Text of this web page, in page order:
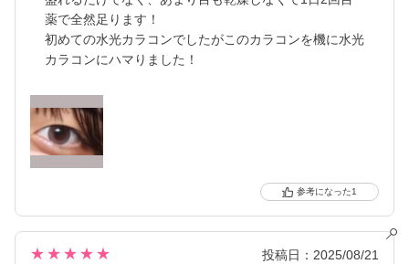
薬で全然足ります！
初めての水光カラコンでしたがこのカラコンを機に水光
カラコンにハマりました！
1
★★★★★ 投稿日：2025/08/21